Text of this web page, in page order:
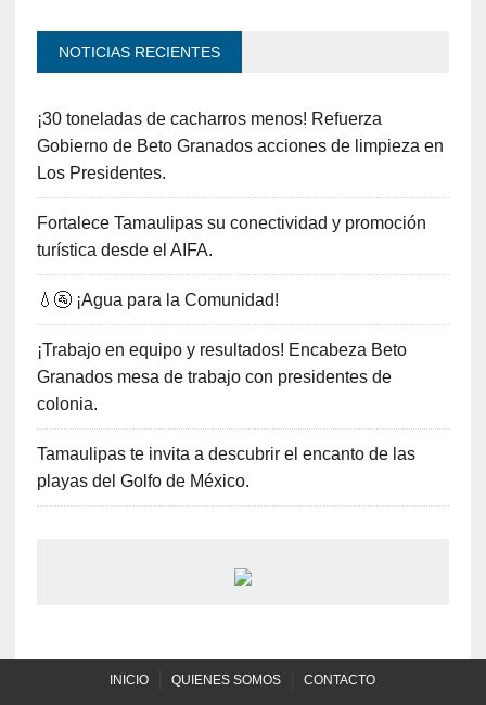
NOTICIAS RECIENTES
¡30 toneladas de cacharros menos! Refuerza
Gobierno de Beto Granados acciones de limpieza en
Los Presidentes.
Fortalece Tamaulipas su conectividad y promoción
turística desde el AIFA.
💧🚰 ¡Agua para la Comunidad!
¡Trabajo en equipo y resultados! Encabeza Beto
Granados mesa de trabajo con presidentes de
colonia.
Tamaulipas te invita a descubrir el encanto de las
playas del Golfo de México.
INICIO QUIENES SOMOS CONTACTO